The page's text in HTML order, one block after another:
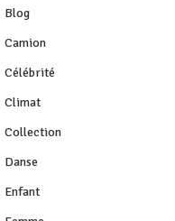
Blog
Camion
Célébrité
Climat
Collection
Danse
Enfant